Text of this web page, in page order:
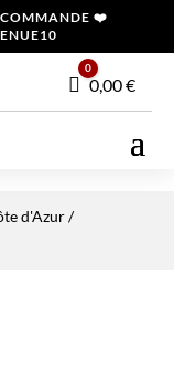
COMMANDE ❤️
Panier
0
0,00€
d'Azur/